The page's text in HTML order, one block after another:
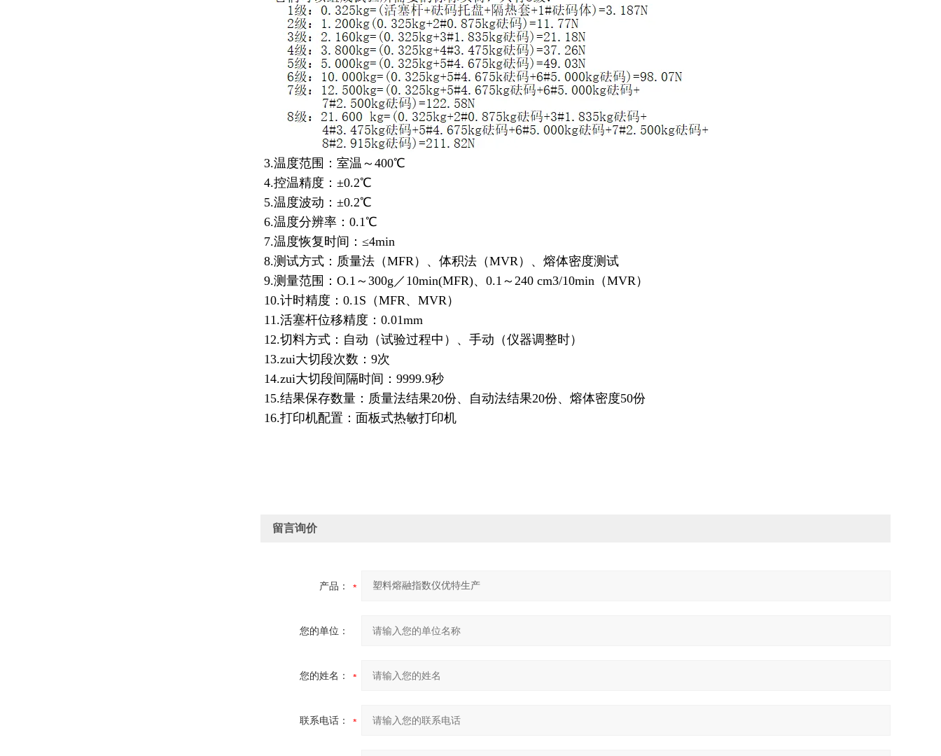
3.温度范围：室温～400℃
4.控温精度：±0.2℃
5.温度波动：±0.2℃
6.温度分辨率：0.1℃
7.温度恢复时间：≤4min
8.测试方式：质量法（MFR）、体积法（MVR）、熔体密度测试
9.测量范围：O.1～300g／10min(MFR)、0.1～240 cm3/10min（MVR）
10.计时精度：0.1S（MFR、MVR）
11.活塞杆位移精度：0.01mm
12.切料方式：自动（试验过程中）、手动（仪器调整时）
13.zui大切段次数：9次
14.zui大切段间隔时间：9999.9秒
15.结果保存数量：质量法结果20份、自动法结果20份、熔体密度50份
16.打印机配置：面板式热敏打印机
留言询价
产品：
您的单位：
您的姓名：
联系电话：